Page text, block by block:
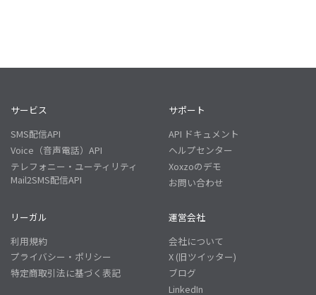
サービス
SMS配信API
Voice（音声電話）API
テレフォニー・ユーティリティ
Mail2SMS配信API
サポート
API ドキュメント
ヘルプセンター
Xoxzoのデモ
お問い合わせ
リーガル
利用規約
プライバシー・ポリシー
特定商取引法に基づく表記
運営会社
会社について
X (旧ツイッター)
ブログ
LinkedIn